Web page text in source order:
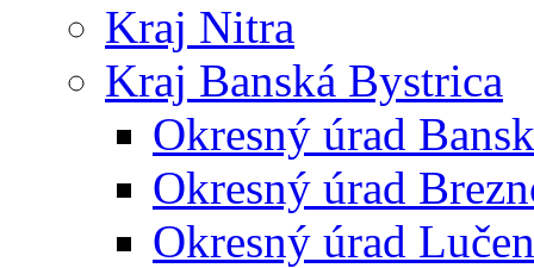
Kraj Nitra
Kraj Banská Bystrica
Okresný úrad
Okresný úrad
Okresný úrad